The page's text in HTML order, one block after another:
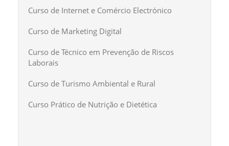
Curso de Internet e Comércio Electrónico
Curso de Marketing Digital
Curso de Técnico em Prevenção de Riscos
Laborais
Curso de Turismo Ambiental e Rural
Curso Prático de Nutrição e Dietética